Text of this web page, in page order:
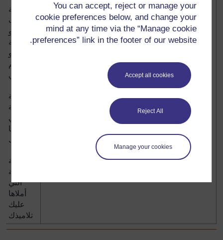
You can accept, reject or manage your
cookie preferences below, and change your
mind at any time via the “Manage cookie
preferences” link in the footer of our website.
Accept all cookies
Reject All
Manage your cookies
ورقة
بطاقات
كبيرة أو
ورقة
إعلان أو
رسم
بياني
بداية
القصة
التي
حكيتها
لتلاميذك
بقية
القصة
التي
أملاها
عليك
تلاميذك